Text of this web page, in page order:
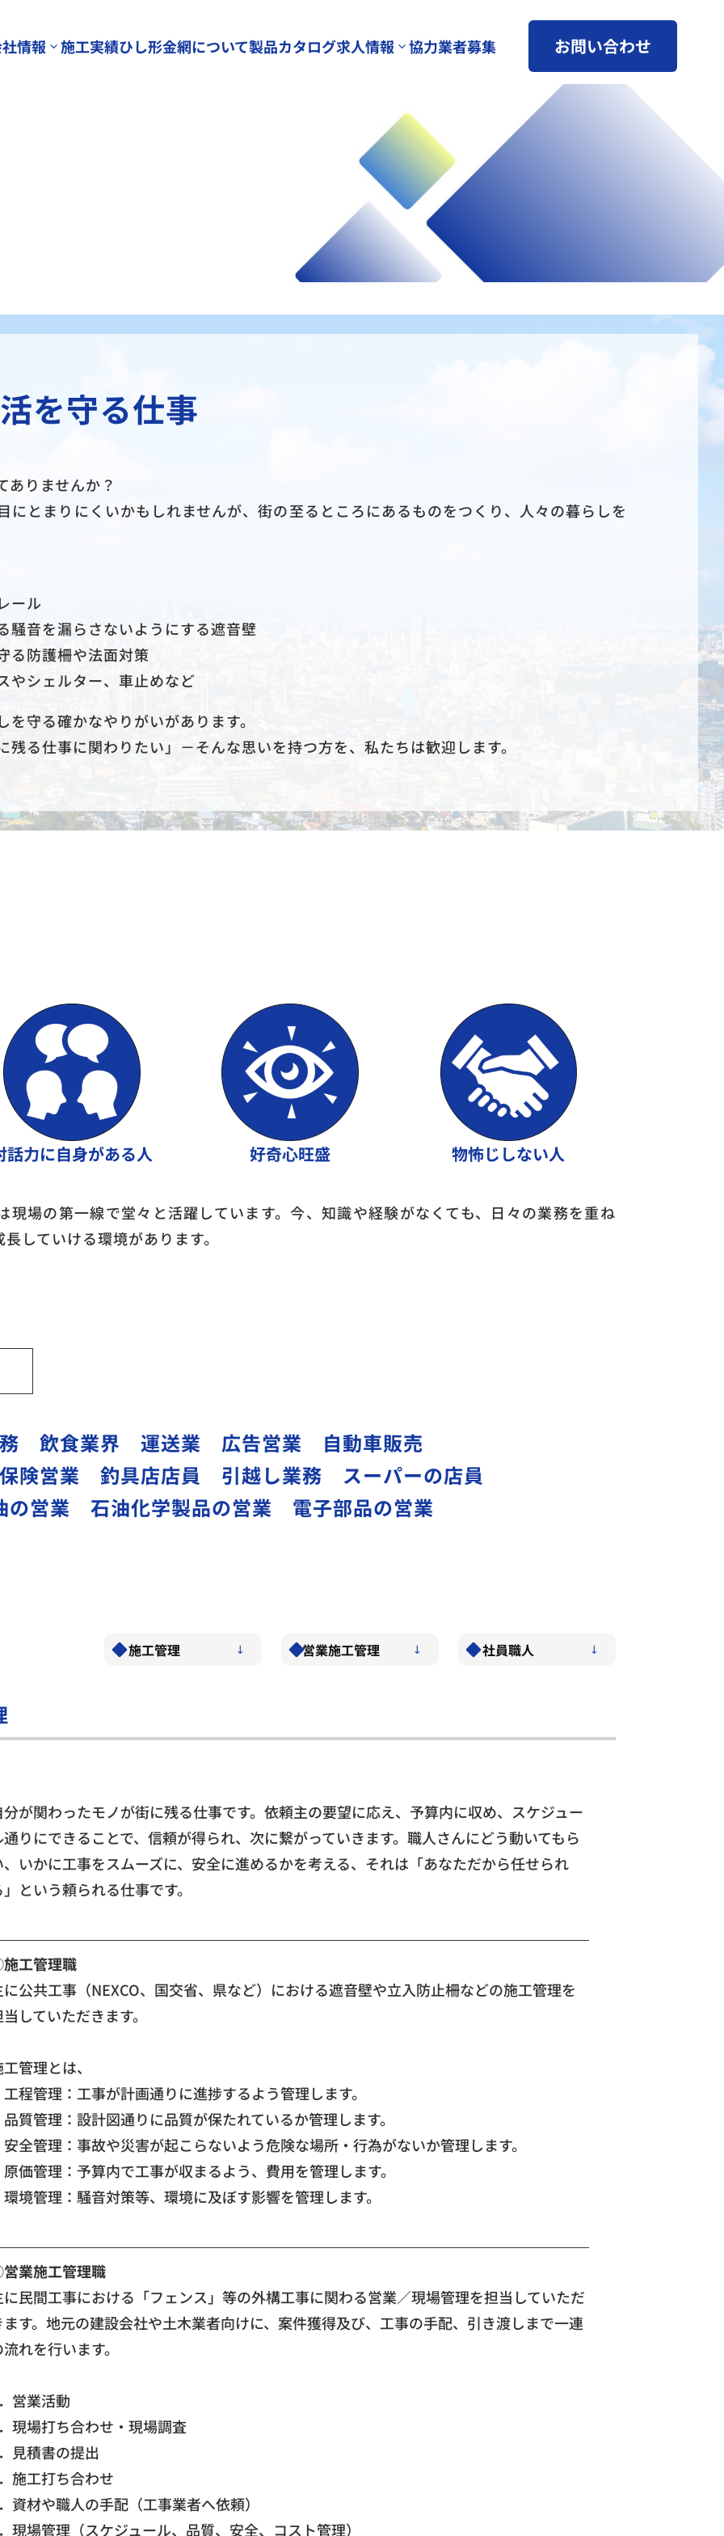
情報 3 施工実績ひし形金網について製品カタログ求人情報 3 協力業者募集 お問い合わせ
を守る仕事
ありませんか？
にとまりにくいかもしれませんが、街の至るところにあるものをつくり、人々の暮らしを
ール
騒音を漏らさないようにする遮音壁
る防護柵や法面対策
やシェルター、車止めなど
守る確かなやりがいがあります。
る仕事に関わりたい」－そんな思いを持つ方を、私たちは歓迎します。
話力に自身がある人 好奇心旺盛 物怖じしない人
現場の第一線で堂々と活躍しています。今、知識や経験がなくても、日々の業務を重ね
していける環境があります。
務 飲食業界 運送業 広告営業 自動車販売
険営業 釣具店店員 引越し業務 スーパーの店員
の営業 石油化学製品の営業 電子部品の営業
施工管理 営業施工管理 社員職人
分が関わったモノが街に残る仕事です。依頼主の要望に応え、予算内に収め、スケジュー
通りにできることで、信頼が得られ、次に繋がっていきます。職人さんにどう動いてもら
、いかに工事をスムーズに、安全に進めるかを考える、それは「あなただから任せられ
という頼られる仕事です。
工管理職
に公共工事（NEXCO、国交省、県など）における遮音壁や立入防止柵などの施工管理を
していただきます。
管理とは、
工程管理：工事が計画通りに進捗するよう管理します。
品質管理：設計図通りに品質が保たれているか管理します。
安全管理：事故や災害が起こらないよう危険な場所・行為がないか管理します。
原価管理：予算内で工事が収まるよう、費用を管理します。
環境管理：騒音対策等、環境に及ぼす影響を管理します。
業施工管理職
に民間工事における「フェンス」等の外構工事に関わる営業／現場管理を担当していただ
ます。地元の建設会社や土木業者向けに、案件獲得及び、工事の手配、引き渡しまで一連
れを行います。
営業活動
現場打ち合わせ・現場調査
見積書の提出
施工打ち合わせ
資材や職人の手配（工事業者へ依頼）
現場管理（スケジュール、品質、安全、コスト管理）